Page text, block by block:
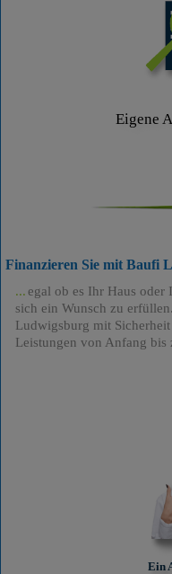
Eigene
Finanzieren Sie mit Baufi
egal ob es Ihr Haus
sich ein Wunsch zu
Ludwigsburg mit
Leistungen von Anfang bis
Ein